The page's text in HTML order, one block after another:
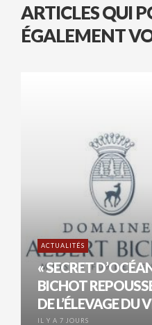
ARTICLES QUI
ÉGALEMENT
ACTUALITÉS
« SECRET
BICHOT
DE L’ÉLEVAGE DU
IL Y A 7 JOURS